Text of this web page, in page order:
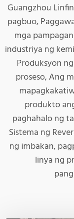
Guangzhou
pagbuo,
mga
industriya ng
Produksyon
proseso, Ang
produkto
paghahalo ng
Sistema ng
ng imbakan,
linya ng